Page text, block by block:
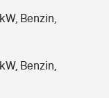
Benzin,
Benzin,